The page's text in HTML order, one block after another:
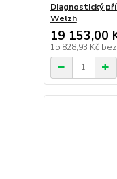
Diagnostický
Welzh
19 153,00
15 828,93 Kč